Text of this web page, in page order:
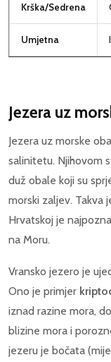
Krška/Sedrena
Umjetna
Jezera uz
Jezera uz morske
salinitetu. Njihovom
duž obale koji su
morski zaljev. Takva
Hrvatskoj je
na Moru.
Vransko jezero je
Ono je primjer
iznad razine mora,
blizine mora i
jezeru je bočata